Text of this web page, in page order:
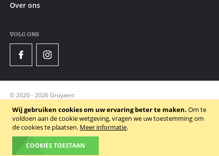
Wij gebruiken cookies om uw ervaring beter te maken. Om te
voldoen aan de cookie wetgeving, vragen we uw toestemming om
de cookies te plaatsen. Meer informatie.
COOKIES TOESTAAN
Over ons
VOLG ONS
FacebookInstagram
© 2020 - 2026 Gruyaert
Privacy Policy
Algemene voorwaarden
Powered by Dynamate